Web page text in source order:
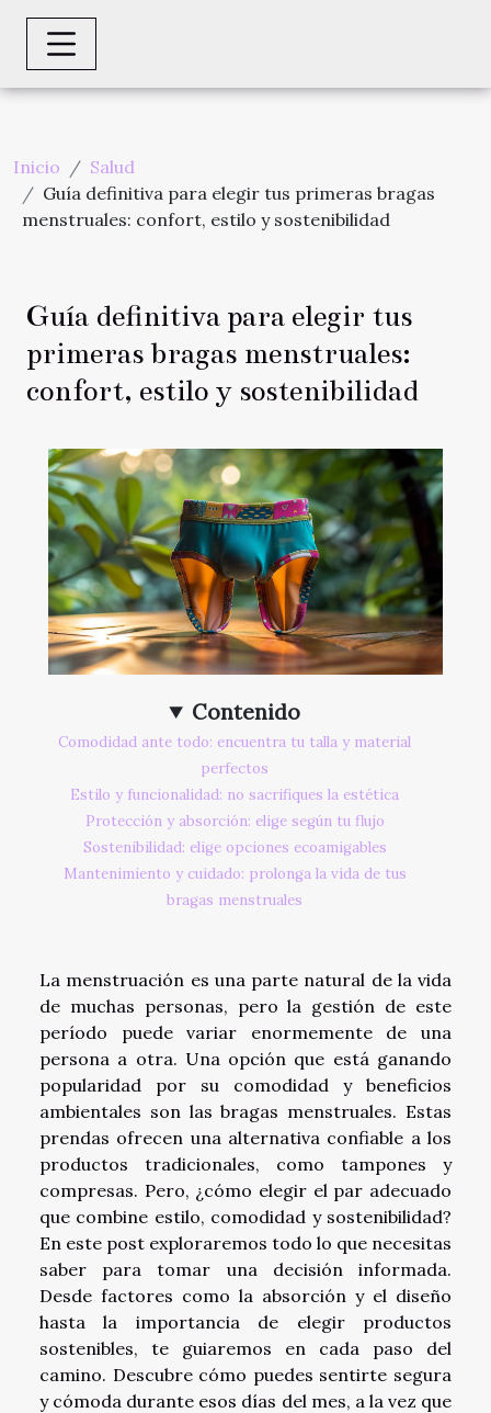
Inicio
Salud
Guía definitiva para elegir tus primeras bragas
menstruales: confort, estilo y sostenibilidad
Guía definitiva para elegir tus
primeras bragas menstruales:
confort, estilo y sostenibilidad
Contenido
Comodidad ante todo: encuentra tu talla y material
perfectos
Estilo y funcionalidad: no sacrifiques la estética
Protección y absorción: elige según tu flujo
Sostenibilidad: elige opciones ecoamigables
Mantenimiento y cuidado: prolonga la vida de tus
bragas menstruales
La menstruación es una parte natural de la vida
de muchas personas, pero la gestión de este
período puede variar enormemente de una
persona a otra. Una opción que está ganando
popularidad por su comodidad y beneficios
ambientales son las bragas menstruales. Estas
prendas ofrecen una alternativa confiable a los
productos tradicionales, como tampones y
compresas. Pero, ¿cómo elegir el par adecuado
que combine estilo, comodidad y sostenibilidad?
En este post exploraremos todo lo que necesitas
saber para tomar una decisión informada.
Desde factores como la absorción y el diseño
hasta la importancia de elegir productos
sostenibles, te guiaremos en cada paso del
camino. Descubre cómo puedes sentirte segura
y cómoda durante esos días del mes, a la vez que